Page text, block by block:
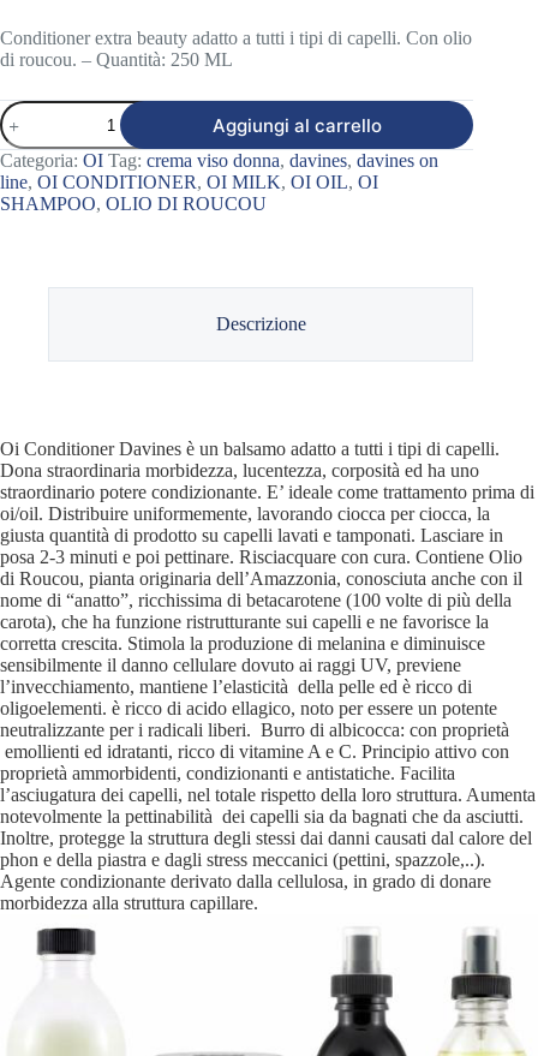
Conditioner extra beauty adatto a tutti i tipi di capelli. Con olio
di roucou. – Quantità: 250 ML
OI
CONDITIONER
DAVINES
quantità
Aggiungi al carrello
Categoria: OI Tag: crema viso donna, davines, davines on
line, OI CONDITIONER, OI MILK, OI OIL, OI
SHAMPOO, OLIO DI ROUCOU
Descrizione
Oi Conditioner Davines è un balsamo adatto a tutti i tipi di capelli.
Dona straordinaria morbidezza, lucentezza, corposità ed ha uno
straordinario potere condizionante. E’ ideale come trattamento prima di
oi/oil. Distribuire uniformemente, lavorando ciocca per ciocca, la
giusta quantità di prodotto su capelli lavati e tamponati. Lasciare in
posa 2-3 minuti e poi pettinare. Risciacquare con cura. Contiene Olio
di Roucou, pianta originaria dell’Amazzonia, conosciuta anche con il
nome di “anatto”, ricchissima di betacarotene (100 volte di più della
carota), che ha funzione ristrutturante sui capelli e ne favorisce la
corretta crescita. Stimola la produzione di melanina e diminuisce
sensibilmente il danno cellulare dovuto ai raggi UV, previene
l’invecchiamento, mantiene l’elasticità della pelle ed è ricco di
oligoelementi. è ricco di acido ellagico, noto per essere un potente
neutralizzante per i radicali liberi. Burro di albicocca: con proprietà
emollienti ed idratanti, ricco di vitamine A e C. Principio attivo con
proprietà ammorbidenti, condizionanti e antistatiche. Facilita
l’asciugatura dei capelli, nel totale rispetto della loro struttura. Aumenta
notevolmente la pettinabilità dei capelli sia da bagnati che da asciutti.
Inoltre, protegge la struttura degli stessi dai danni causati dal calore del
phon e della piastra e dagli stress meccanici (pettini, spazzole,..).
Agente condizionante derivato dalla cellulosa, in grado di donare
morbidezza alla struttura capillare.